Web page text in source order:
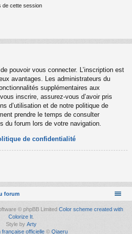
de cette session
pouvoir vous connecter. L’inscription est
avantages. Les administrateurs du
supplémentaires aux
inscrire, assurez-vous d’avoir pris
d’utilisation et de notre politique de
prendre le temps de consulter
du forum lors de votre navigation.
de confidentialité
forum
© phpBB Limited Color scheme created with
Colorize It.
Style by Arty
française officielle © Qiaeru